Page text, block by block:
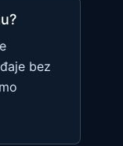
bez